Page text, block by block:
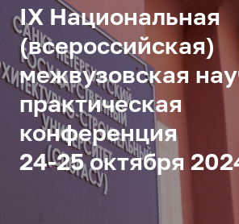
IX Национальная
(всероссийская)
межвузовская
практическая
конференция
24-25 октября